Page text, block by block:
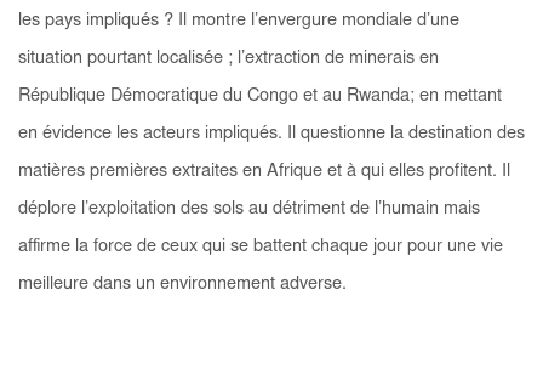
les pays impliqués ? Il montre l’envergure mondiale d’une
situation pourtant localisée ; l’extraction de minerais en
République Démocratique du Congo et au Rwanda; en mettant
en évidence les acteurs impliqués. Il questionne la destination des
matières premières extraites en Afrique et à qui elles profitent. Il
déplore l’exploitation des sols au détriment de l’humain mais
affirme la force de ceux qui se battent chaque jour pour une vie
meilleure dans un environnement adverse.